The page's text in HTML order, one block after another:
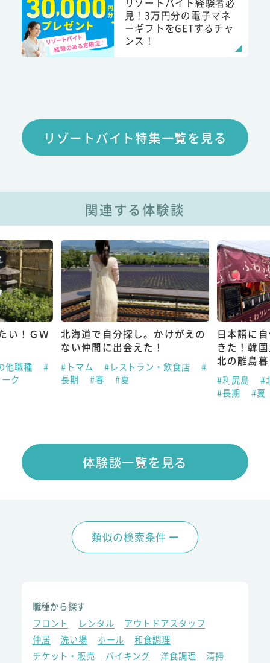
見！3万円分の電子マネ
ーギフトをGETするチャ
ンス！
リゾートバイト特集一覧を見る
関連する体験談
い！ＧＷ
他職種
#
ク
北海道で自分探し。かけがえの
ない仲間に出会えた！
#トマム #レストラン・飲食店
#
長期
#春 #夏
日本語に
きた！韓
北の離島
#利尻島
#
#長期
#夏
体験談一覧を見る
類似の検索条件
職種から探す
フロント
レンタル
アウトドアスタッフ
仲居
洗い場 ホール
和食調理
チケット・販売
バイキング 洋食調理
清掃